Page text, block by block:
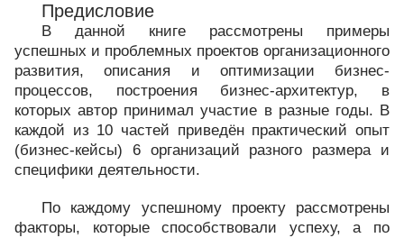
Предисловие
В данной книге рассмотрены примеры
успешных и проблемных проектов организационного
развития, описания и оптимизации бизнес-
процессов, построения бизнес-архитектур, в
которых автор принимал участие в разные годы. В
каждой из 10 частей приведён практический опыт
(бизнес-кейсы) 6 организаций разного размера и
специфики деятельности.
По каждому успешному проекту рассмотрены
факторы, которые способствовали успеху, а по